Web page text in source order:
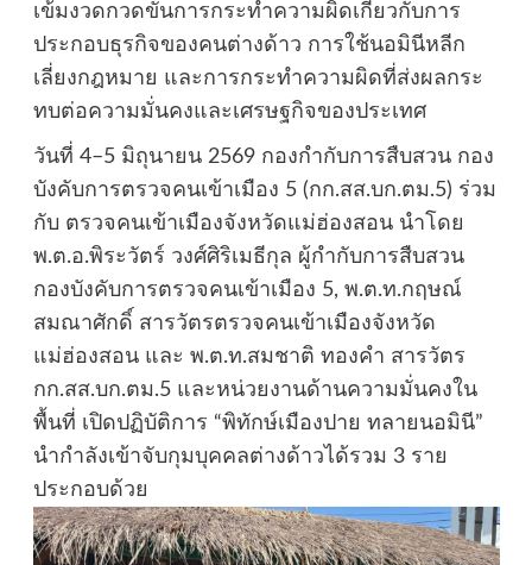
เข้มงวดกวดขันการกระทำความผิดเกี่ยวกับการ
ประกอบธุรกิจของคนต่างด้าว การใช้นอมินีหลีก
เลี่ยงกฎหมาย และการกระทำความผิดที่ส่งผลกระ
ทบต่อความมั่นคงและเศรษฐกิจของประเทศ
วันที่ 4–5 มิถุนายน 2569 กองกำกับการสืบสวน กอง
บังคับการตรวจคนเข้าเมือง 5 (กก.สส.บก.ตม.5) ร่วม
กับ ตรวจคนเข้าเมืองจังหวัดแม่ฮ่องสอน นำโดย
พ.ต.อ.พิระวัตร์ วงศ์ศิริเมธีกุล ผู้กำกับการสืบสวน
กองบังคับการตรวจคนเข้าเมือง 5, พ.ต.ท.กฤษณ์
สมณาศักดิ์ สารวัตรตรวจคนเข้าเมืองจังหวัด
แม่ฮ่องสอน และ พ.ต.ท.สมชาติ ทองคำ สารวัตร
กก.สส.บก.ตม.5 และหน่วยงานด้านความมั่นคงใน
พื้นที่ เปิดปฏิบัติการ “พิทักษ์เมืองปาย ทลายนอมินี”
นำกำลังเข้าจับกุมบุคคลต่างด้าวได้รวม 3 ราย
ประกอบด้วย